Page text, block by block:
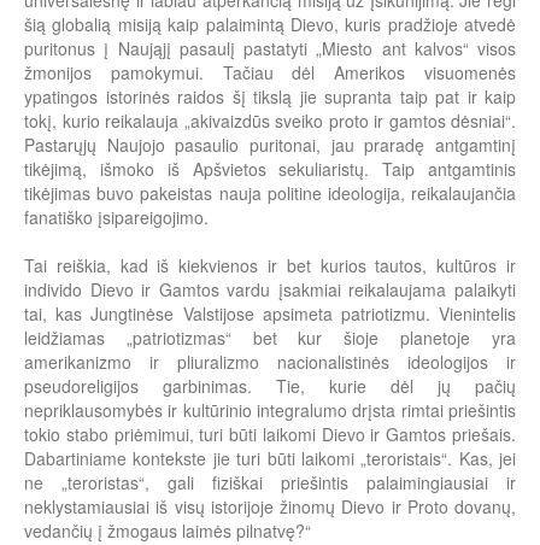
šią globalią misiją kaip palaimintą Dievo, kuris pradžioje atvedė
puritonus į Naująjį pasaulį pastatyti „Miesto ant kalvos“ visos
žmonijos pamokymui. Tačiau dėl Amerikos visuomenės
ypatingos istorinės raidos šį tikslą jie supranta taip pat ir kaip
tokį, kurio reikalauja „akivaizdūs sveiko proto ir gamtos dėsniai“.
Pastarųjų Naujojo pasaulio puritonai, jau praradę antgamtinį
tikėjimą, išmoko iš Apšvietos sekuliaristų. Taip antgamtinis
tikėjimas buvo pakeistas nauja politine ideologija, reikalaujančia
fanatiško įsipareigojimo.
Tai reiškia, kad iš kiekvienos ir bet kurios tautos, kultūros ir
individo Dievo ir Gamtos vardu įsakmiai reikalaujama palaikyti
tai, kas Jungtinėse Valstijose apsimeta patriotizmu. Vienintelis
leidžiamas „patriotizmas“ bet kur šioje planetoje yra
amerikanizmo ir pliuralizmo nacionalistinės ideologijos ir
pseudoreligijos garbinimas. Tie, kurie dėl jų pačių
nepriklausomybės ir kultūrinio integralumo drįsta rimtai priešintis
tokio stabo priėmimui, turi būti laikomi Dievo ir Gamtos priešais.
Dabartiniame kontekste jie turi būti laikomi „teroristais“. Kas, jei
ne „teroristas“, gali fiziškai priešintis palaimingiausiai ir
neklystamiausiai iš visų istorijoje žinomų Dievo ir Proto dovanų,
vedančių į žmogaus laimės pilnatvę?“